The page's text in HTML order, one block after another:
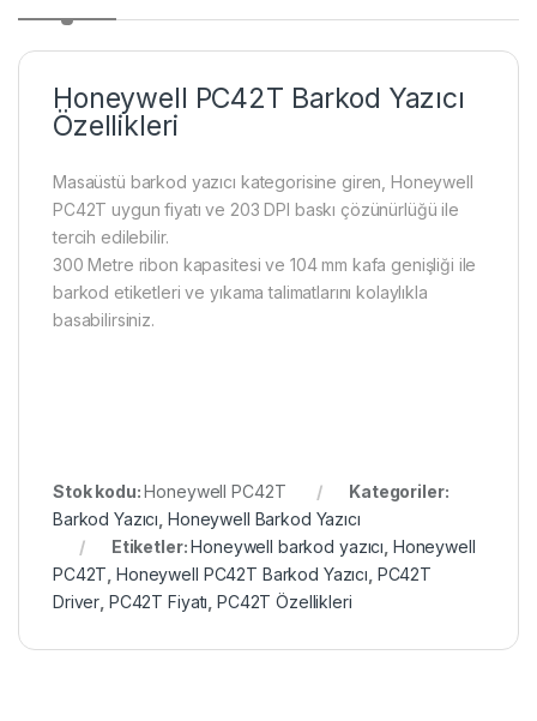
Honeywell PC42T Barkod Yazıcı
Özellikleri
Masaüstü barkod yazıcı kategorisine giren, Honeywell
PC42T uygun fiyatı ve 203 DPI baskı çözünürlüğü ile
tercih edilebilir.
300 Metre ribon kapasitesi ve 104 mm kafa genişliği ile
barkod etiketleri ve yıkama talimatlarını kolaylıkla
basabilirsiniz.
Stok kodu:Honeywell PC42T
Kategoriler:
Barkod Yazıcı Honeywell Barkod Yazıcı
Etiketler:Honeywell barkod yazıcı Honeywell
PC42T ,Honeywell PC42T Barkod Yazıcı PC42T
Driver PC42T Fiyatı PC42T Özellikleri